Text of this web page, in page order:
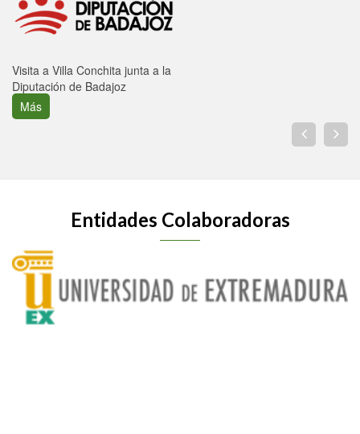
Visita a Villa Conchita junta a la
Diputación de Badajoz
Más
Entidades Colaboradoras